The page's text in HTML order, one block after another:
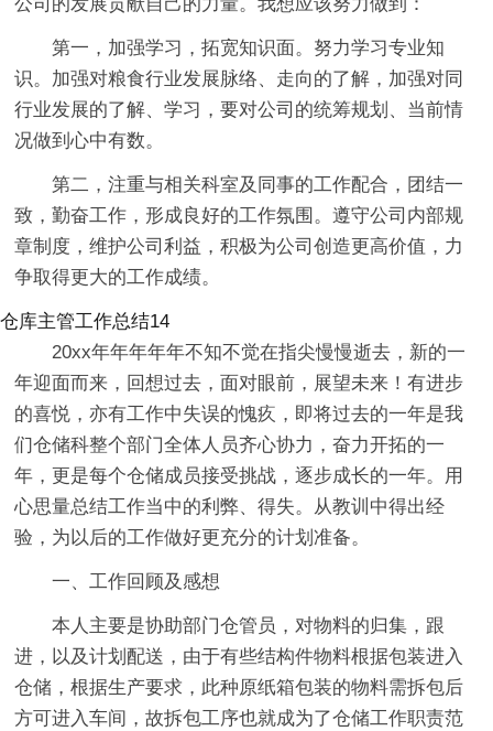
第一，加强学习，拓宽知识面。努力学习专业知
识。加强对粮食行业发展脉络、走向的了解，加强对同
行业发展的了解、学习，要对公司的统筹规划、当前情
况做到心中有数。
第二，注重与相关科室及同事的工作配合，团结一
致，勤奋工作，形成良好的工作氛围。遵守公司内部规
章制度，维护公司利益，积极为公司创造更高价值，力
争取得更大的工作成绩。
仓库主管工作总结14
20xx年年年年年不知不觉在指尖慢慢逝去，新的一
年迎面而来，回想过去，面对眼前，展望未来！有进步
的喜悦，亦有工作中失误的愧疚，即将过去的一年是我
们仓储科整个部门全体人员齐心协力，奋力开拓的一
年，更是每个仓储成员接受挑战，逐步成长的一年。用
心思量总结工作当中的利弊、得失。从教训中得出经
验，为以后的工作做好更充分的计划准备。
一、工作回顾及感想
本人主要是协助部门仓管员，对物料的归集，跟
进，以及计划配送，由于有些结构件物料根据包装进入
仓储，根据生产要求，此种原纸箱包装的物料需拆包后
方可进入车间，故拆包工序也就成为了仓储工作职责范